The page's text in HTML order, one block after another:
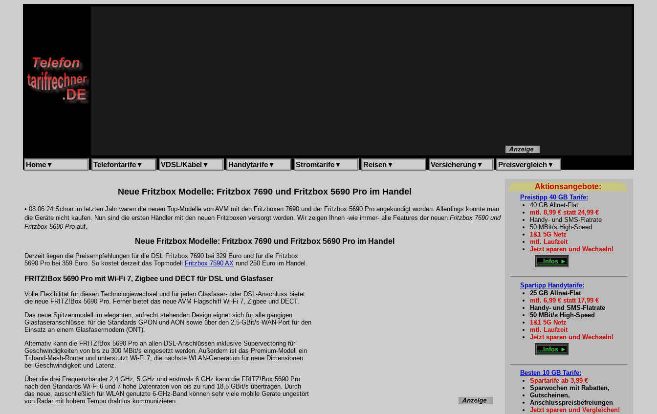
Home▼ Telefontarife▼ VDSL/Kabel ▼ Handytarife▼ Stromtarife▼ Reisen▼ Versicherung▼ Preisvergleich▼
Neue Fritzbox Modelle: Fritzbox 7690 und Fritzbox 5690 Pro im Handel
• 08.06.24 Schon im letzten Jahr waren die neuen Top-Modelle von AVM mit den Fritzboxen 7690 und der Fritzbox 5690 Pro angekündigt worden. Allerdings konnte man
die Geräte nicht kaufen. Nun sind die ersten Händler mit den neuen Fritzboxen versorgt worden. Wir zeigen Ihnen -wie immer- alle Features der neuen Fritzbox 7690 und
Fritzbox 5690 Pro auf.
Neue Fritzbox Modelle: Fritzbox 7690 und Fritzbox 5690 Pro im Handel
Derzeit liegen die Preisempfehlungen für die DSL Fritzbox 7690 bei 329 Euro und für die Fritzbox
5690 Pro bei 359 Euro. So kostet derzeit das Topmodell
Fritzbox 7590 AX rund 250 Euro im Handel.
FRITZ!Box 5690 Pro mit Wi-Fi 7, Zigbee und DECT für DSL und Glasfaser
Volle Flexibilität für diesen Technologiewechsel und für jeden Glasfaser- oder DSL-Anschluss bietet
die neue FRITZ!Box 5690 Pro. Ferner bietet das neue AVM Flagschiff Wi-Fi 7, Zigbee und DECT.
Das neue Spitzenmodell im eleganten, aufrecht stehenden Design eignet sich für alle gängigen
Glasfaseranschlüsse: für die Standards GPON und AON sowie über den 2,5-GBit/s-WAN-Port für den
Einsatz an einem Glasfasermodem (ONT).
Alternativ kann die FRITZ!Box 5690 Pro an allen DSL-Anschlüssen inklusive Supervectoring für
Geschwindigkeiten von bis zu 300 MBit/s eingesetzt werden. Außerdem ist das Premium-Modell ein
Triband-Mesh-Router und unterstützt Wi-Fi 7, die nächste WLAN-Generation für neue Dimensionen
bei Geschwindigkeit und Latenz.
Über die drei Frequenzbänder 2,4 GHz, 5 GHz und erstmals 6 GHz kann die FRITZ!Box 5690 Pro
nach den Standards Wi-Fi 6 und 7 hohe Datenraten von bis zu rund 18,5 GBit/s übertragen. Durch
das neue, ausschließlich für WLAN genutzte 6-GHz-Band können sehr viele mobile Geräte ungestört
von Radar mit hohem Tempo drahtlos kommunizieren.
Aktionsangebote:
Preistipp 40 GB Tarife:
40 GB Allnet-Flat
mtl. 8,99 € statt 24,99 €
Handy- und SMS-Flatrate
50 MBit/s High-Speed
1&1 5G Netz
mtl. Laufzeit
Jetzt sparen und Wechseln!
...Infos ►
Spartipp Handytarife:
25 GB Allnet-Flat
mtl. 6,99 € statt 17,99 €
Handy- und SMS-Flatrate
50 MBit/s High-Speed
1&1 5G Netz
mtl. Laufzeit
Jetzt sparen und Wechseln!
...Infos ►
Besten 10 GB Tarife:
Spartarife ab 3,99 €
Sparwochen mit Rabatten,
Gutscheinen,
Anschlusspreisbefreiungen
Jetzt sparen und Vergleichen!